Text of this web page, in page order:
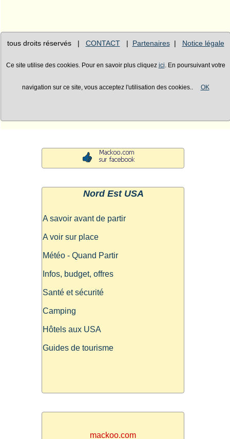
tous droits réservés | CONTACT| Partenaires| Notice légale
Ce site utilise des cookies. Pour en savoir plus cliquez ici . En poursuivant votre
navigation sur ce site, vous acceptez l'utilisation des cookies.. OK
Nord Est USA
A savoir avant de partir
A voir sur place
Météo - Quand Partir
Infos, budget, offres
Santé et sécurité
Camping
Hôtels aux USA
Guides de tourisme
mackoo.com